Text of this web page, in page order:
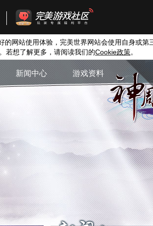
的网站使用体验，完美世界网站会使用自身或第
。若想了解更多，请阅读我们的Cookie政策。
新闻中心 游戏资料